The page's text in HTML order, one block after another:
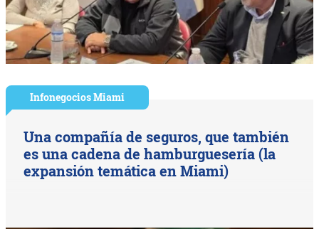
Infonegocios Miami
Una compañía de seguros, que también
es una cadena de hamburguesería (la
expansión temática en Miami)